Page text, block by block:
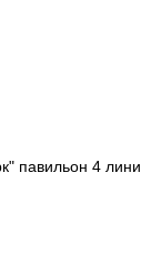
павильон 4